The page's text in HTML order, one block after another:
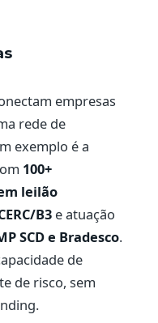
empresas
rede de
exemplo é a
100+
leilão
B3 e atuação
SCD e Bradesco.
de
de risco, sem